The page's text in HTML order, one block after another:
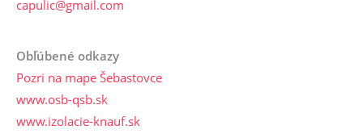
capulic@gmail.com
Obľúbené odkazy
Pozri na mape Šebastovce
www.osb-qsb.sk
www.izolacie-knauf.sk